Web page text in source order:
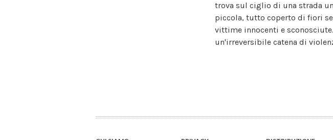
trova sul ciglio di una strada
piccola, tutto coperto di fiori
vittime innocenti e
un'irreversibile catena di